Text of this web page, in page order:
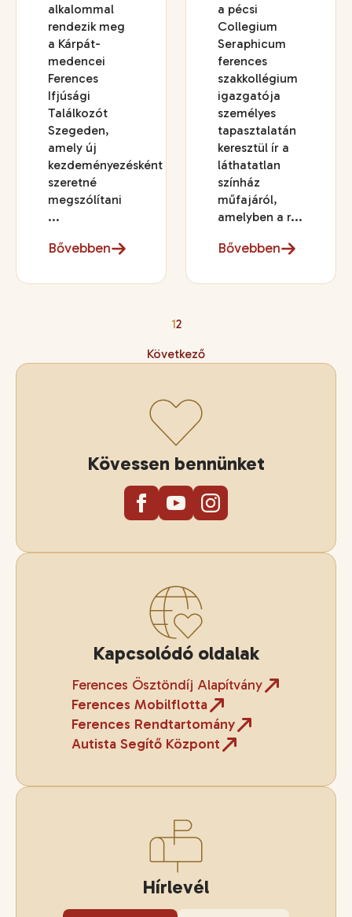
alkalommal
rendezik meg
a Kárpát-
medencei
Ferences
Ifjúsági
Találkozót
Szegeden,
amely új
kezdeményezésként
szeretné
megszólítani
...
Bővebben
a pécsi
Collegium
Seraphicum
ferences
szakkollégium
igazgatója
személyes
tapasztalatán
keresztül ír a
láthatatlan
színház
műfajáról,
amelyben a r...
Bővebben
12
Következő
Kövessen bennünket
Kapcsolódó oldalak
Ferences Ösztöndíj Alapítvány
Ferences Mobilflotta
Ferences Rendtartomány
Autista Segítő Központ
Hírlevél